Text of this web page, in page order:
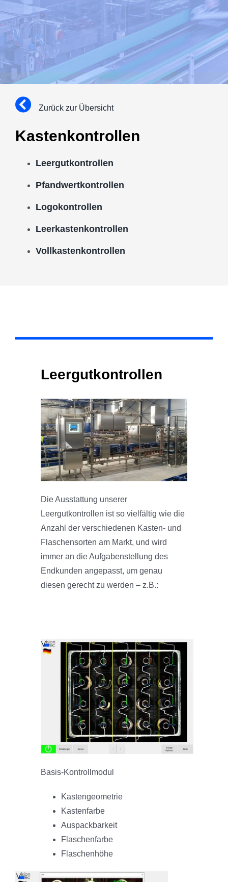
Zurück zur Übersicht
Kastenkontrollen
Leergutkontrollen
Pfandwertkontrollen
Logokontrollen
Leerkastenkontrollen
Vollkastenkontrollen
Leergutkontrollen
Die Ausstattung unserer
Leergutkontrollen ist so vielfältig wie die
Anzahl der verschiedenen Kasten- und
Flaschensorten am Markt, und wird
immer an die Aufgabenstellung des
Endkunden angepasst, um genau
diesen gerecht zu werden – z.B.:
Basis-Kontrollmodul
Kastengeometrie
Kastenfarbe
Auspackbarkeit
Flaschenfarbe
Flaschenhöhe